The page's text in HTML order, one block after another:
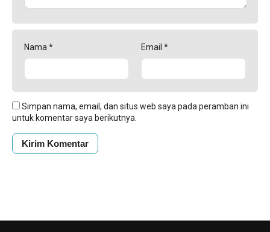
Nama* Email *
Simpan nama, email, dan situs web saya pada peramban ini
untuk komentar saya berikutnya.